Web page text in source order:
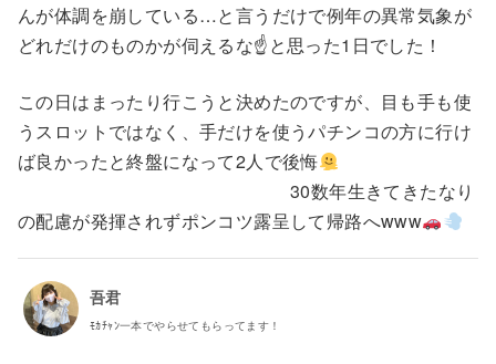
んが体調を崩している…と言うだけで例年の異常気象が
どれだけのものかが伺えるな☝と思った1日でした！
この日はまったり行こうと決めたのですが、目も手も使
うスロットではなく、手だけを使うパチンコの方に行け
ば良かったと終盤になって2人で後悔
30数年生きてきたなり
の配慮が発揮されずポンコツ露呈して帰路へwww
吾君
ﾓｶﾁｬﾝ一本でやらせてもらってます！